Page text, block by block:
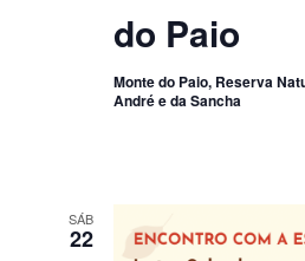
do Paio
Monte do Paio, Reserva
André e da Sancha
SÁB
22